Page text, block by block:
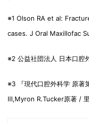
※1 Olson RA et al:
cases. J Oral Maxillofac
※2 公益社団法人 日本口腔
※3 『現代口腔外科学 原
Ⅲ,Myron R.Tucker原著 / 里